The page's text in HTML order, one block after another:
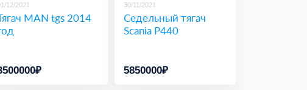
12/2021
MAN tgs 2014
30/11/2021
Седельный тягач
Scania P440
5850000₽